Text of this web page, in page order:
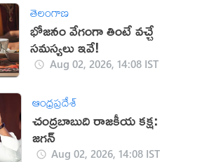
తెలంగాణ
భోజనం వేగంగా తింటే వచ్చే
సమస్యలు ఇవే!
Aug 02, 2026, 14:08 IST
ఆంధ్రప్రదేశ్
చంద్రబాబుది రాజకీయ కక్ష:
జగన్
Aug 02, 2026, 14:08 IST